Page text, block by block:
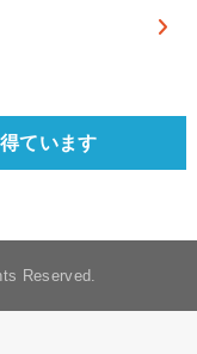
ています
Reserved.